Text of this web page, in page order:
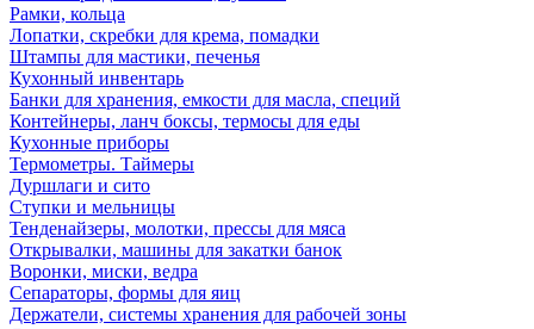
Рамки, кольца
Лопатки, скребки для крема, помадки
Штампы для мастики, печенья
Кухонный инвентарь
Банки для хранения, емкости для масла, специй
Контейнеры, ланч боксы, термосы для еды
Кухонные приборы
Термометры. Таймеры
Дуршлаги и сито
Ступки и мельницы
Тенденайзеры, молотки, прессы для мяса
Открывалки, машины для закатки банок
Воронки, миски, ведра
Сепараторы, формы для яиц
Держатели, системы хранения для рабочей зоны